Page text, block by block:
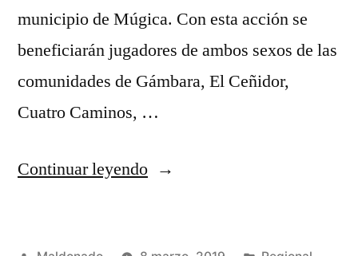
municipio de Múgica. Con esta acción se
beneficiarán jugadores de ambos sexos de las
comunidades de Gámbara, El Ceñidor,
Cuatro Caminos, …
Continuar leyendo“El